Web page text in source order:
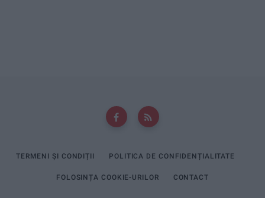
TERMENI ȘI CONDIȚII POLITICA DE CONFIDENȚIALITATE
FOLOSINȚA COOKIE-URILOR CONTACT